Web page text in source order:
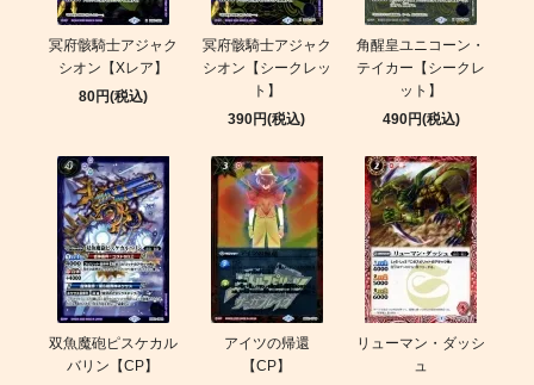
冥府骸騎士アジャク
シオン【Xレア】
80円(税込)
冥府骸騎士アジャク
シオン【シークレッ
ト】
390円(税込)
角醒皇ユニコーン・
テイカー【シークレ
ット】
490円(税込)
双魚魔砲ピスケカル
バリン【CP】
アイツの帰還
【CP】
リューマン・ダッシ
ュ